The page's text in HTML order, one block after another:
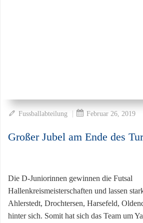
Fussballabteilung | Februar 26, 2019
Großer Jubel am Ende des
Die D-Juniorinnen gewinnen die Futsal
Hallenkreismeisterschaften und lassen
Ahlerstedt, Drochtersen, Harsefeld,
hinter sich. Somit hat sich das Team um